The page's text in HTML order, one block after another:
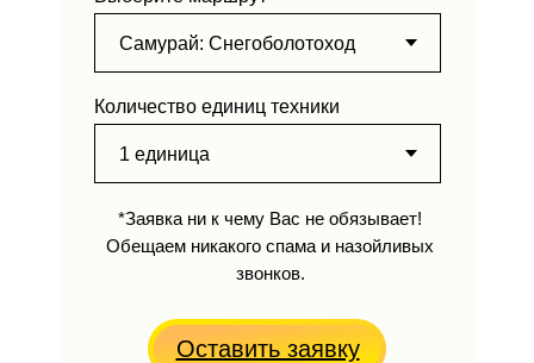
Оставить заявку
*Заявка ни к чему Вас не обязывает!
Обещаем никакого спама и назойливых
звонков.
Количество единиц техники